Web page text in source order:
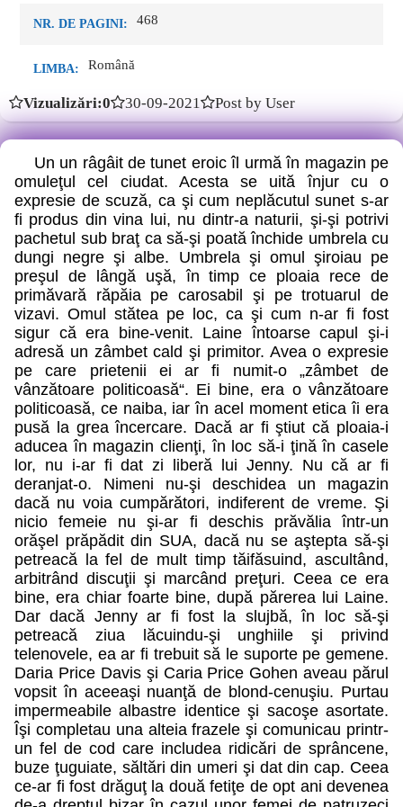
NR. DE PAGINI: 468
LIMBA: Română
Vizualizări:0 30-09-2021 Post by User
Un un râgâit de tunet eroic îl urmă în magazin pe
omuleţul cel ciudat. Acesta se uită înjur cu o
expresie de scuză, ca şi cum neplăcutul sunet s-ar
fi produs din vina lui, nu dintr-a naturii, şi-şi potrivi
pachetul sub braţ ca să-şi poată închide umbrela cu
dungi negre şi albe. Umbrela şi omul şiroiau pe
preşul de lângă uşă, în timp ce ploaia rece de
primăvară răpăia pe carosabil şi pe trotuarul de
vizavi. Omul stătea pe loc, ca şi cum n-ar fi fost
sigur că era bine-venit. Laine întoarse capul şi-i
adresă un zâmbet cald şi primitor. Avea o expresie
pe care prietenii ei ar fi numit-o „zâmbet de
vânzătoare politicoasă“. Ei bine, era o vânzătoare
politicoasă, ce naiba, iar în acel moment etica îi era
pusă la grea încercare. Dacă ar fi ştiut că ploaia-i
aducea în magazin clienţi, în loc să-i ţină în casele
lor, nu i-ar fi dat zi liberă lui Jenny. Nu că ar fi
deranjat-o. Nimeni nu-şi deschidea un magazin
dacă nu voia cumpărători, indiferent de vreme. Şi
nicio femeie nu şi-ar fi deschis prăvălia într-un
orăşel prăpădit din SUA, dacă nu se aştepta să-şi
petreacă la fel de mult timp tăifăsuind, ascultând,
arbitrând discuţii şi marcând preţuri. Ceea ce era
bine, era chiar foarte bine, după părerea lui Laine.
Dar dacă Jenny ar fi fost la slujbă, în loc să-şi
petreacă ziua lăcuindu-şi unghiile şi privind
telenovele, ea ar fi trebuit să le suporte pe gemene.
Daria Price Davis şi Caria Price Gohen aveau părul
vopsit în aceeaşi nuanţă de blond-cenuşiu. Purtau
impermeabile albastre identice şi sacoşe asortate.
Îşi completau una alteia frazele şi comunicau printr-
un fel de cod care includea ridicări de sprâncene,
buze ţuguiate, săltări din umeri şi dat din cap. Ceea
ce-ar fi fost drăguţ la două fetiţe de opt ani devenea